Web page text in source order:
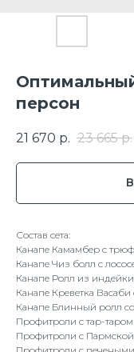
персон
21 670 р. 23 665 р.
Состав сета:
Канапе Камамбер с
Канапе Чиз болл с
Канапе Ролл из
Канапе Креветка
Канапе Блинный ролл
Профитроли с тар-
Профитроли с